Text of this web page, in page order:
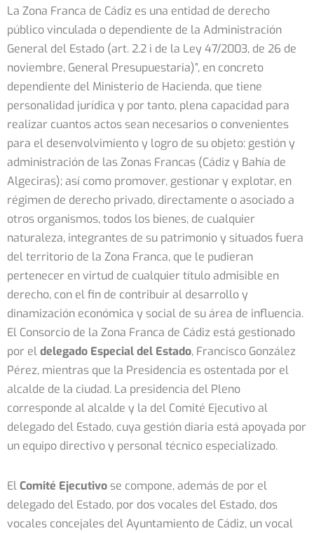
La Zona Franca de Cádiz es una entidad de derecho
público vinculada o dependiente de la Administración
General del Estado (art. 2.2 i de la Ley 47/2003, de 26 de
noviembre, General Presupuestaria)”, en concreto
dependiente del Ministerio de Hacienda, que tiene
personalidad jurídica y por tanto, plena capacidad para
realizar cuantos actos sean necesarios o convenientes
para el desenvolvimiento y logro de su objeto: gestión y
administración de las Zonas Francas (Cádiz y Bahía de
Algeciras); así como promover, gestionar y explotar, en
régimen de derecho privado, directamente o asociado a
otros organismos, todos los bienes, de cualquier
naturaleza, integrantes de su patrimonio y situados fuera
del territorio de la Zona Franca, que le pudieran
pertenecer en virtud de cualquier título admisible en
derecho, con el fin de contribuir al desarrollo y
dinamización económica y social de su área de influencia.
El Consorcio de la Zona Franca de Cádiz está gestionado
por eldelegado Especial del Estado, Francisco González
Pérez, mientras que la Presidencia es ostentada por el
alcalde de la ciudad. La presidencia del Pleno
corresponde al alcalde y la del Comité Ejecutivo al
delegado del Estado, cuya gestión diaria está apoyada por
un equipo directivo y personal técnico especializado.
ElComité Ejecutivose compone, además de por el
delegado del Estado, por dos vocales del Estado, dos
vocales concejales del Ayuntamiento de Cádiz, un vocal